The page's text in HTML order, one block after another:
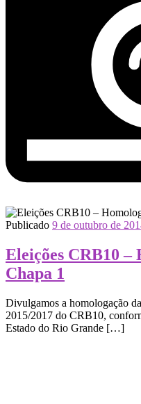
Publicado 9 de outubro de
Eleições CRB10 –
Chapa 1
Divulgamos a homologação
2015/2017 do CRB10,
Estado do Rio Grande […]